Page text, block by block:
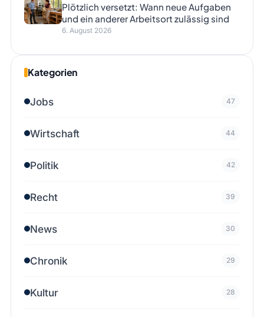
Plötzlich versetzt: Wann neue Aufgaben
und ein anderer Arbeitsort zulässig sind
6. August 2026
Kategorien
Jobs 47
Wirtschaft 44
Politik 42
Recht 39
News 30
Chronik 29
Kultur 28